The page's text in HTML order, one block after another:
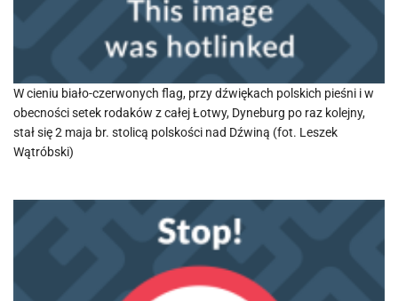
W cieniu biało-czerwonych flag, przy dźwiękach polskich pieśni i w
obecności setek rodaków z całej Łotwy, Dyneburg po raz kolejny,
stał się 2 maja br. stolicą polskości nad Dźwiną (fot. Leszek
Wątróbski)